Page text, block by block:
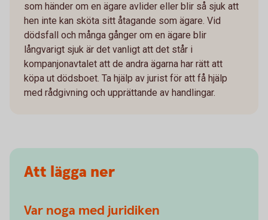
som händer om en ägare avlider eller blir så sjuk att
hen inte kan sköta sitt åtagande som ägare. Vid
dödsfall och många gånger om en ägare blir
långvarigt sjuk är det vanligt att det står i
kompanjonavtalet att de andra ägarna har rätt att
köpa ut dödsboet. Ta hjälp av jurist för att få hjälp
med rådgivning och upprättande av handlingar.
Att lägga ner
Var noga med juridiken